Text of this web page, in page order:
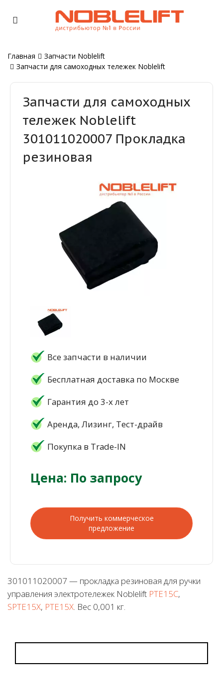
Главная
Запчасти Noblelift
Запчасти для самоходных тележек Noblelift
Запчасти для самоходных
тележек Noblelift
301011020007 Прокладка
резиновая
Все запчасти в наличии
Бесплатная доставка по Москве
Гарантия до 3-х лет
Аренда, Лизинг, Тест-драйв
Покупка в Trade-IN
Цена: По запросу
Получить коммерческое
предложение
301011020007 — прокладка резиновая для ручки
управления электротележек Noblelift PTE15C,
SPTE15X, PTE15X . Вес 0,001 кг.